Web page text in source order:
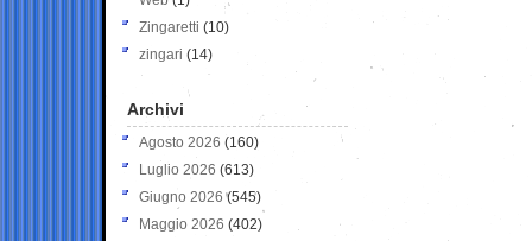
Zingaretti (10)
zingari (14)
Archivi
Agosto 2026 (160)
Luglio 2026 (613)
Giugno 2026 (545)
Maggio 2026 (402)